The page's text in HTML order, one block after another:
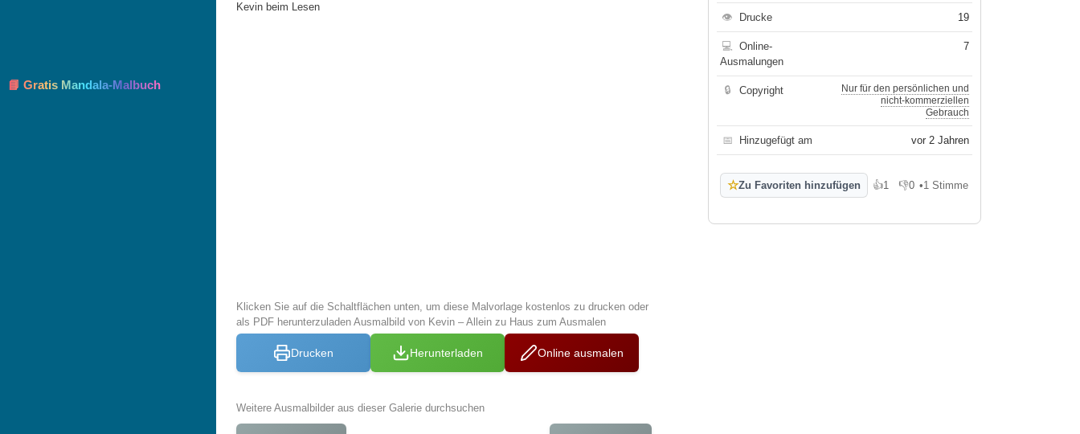
Kevin beim Lesen
Klicken Sie auf die Schaltflächen unten, um diese Malvorlage kostenlos zu drucken oder
als PDF herunterzuladen Ausmalbild von Kevin – Allein zu Haus zum Ausmalen
Drucken Herunterladen Online ausmalen
Weitere Ausmalbilder aus dieser Galerie durchsuchen
👁 Drucke 19
💻
Online-
Ausmalungen
7
🔒 Copyright
Nur für den persönlichen und
nicht-kommerziellen
Gebrauch
📅 Hinzugefügt am vor 2 Jahren
☆Zu Favoriten hinzufügen 👍1
Gefällt mir
👎0
Gefällt mir nicht
•1 Stimme
📘 Gratis Mandala-Malbuch